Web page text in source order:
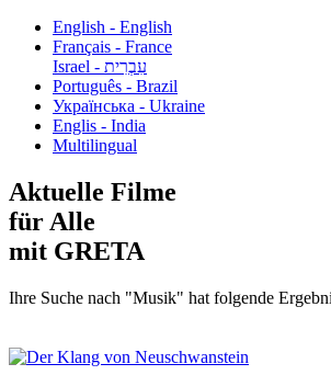
English - English
Français - France
עִבְרִית - Israel
Português - Brazil
Українська - Ukraine
Englis - India
Multilingual
Aktuelle Filme
für Alle
mit GRETA
Ihre Suche nach "Musik" hat folgende